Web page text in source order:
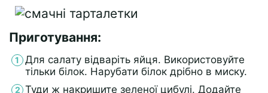
Приготування:
Для салату відваріть яйця. Використовуйте
тільки білок. Нарубати білок дрібно в миску.
Туди ж накришите зеленої цибулі. Додайте